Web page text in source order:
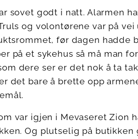
sovet godt i natt. Alarmen
og volontørene var på
før dagen hadde
på et sykehus så må man
dere ser er det nok å ta
det bare å brette opp
var igjen i Mevaseret Zion
Og plutselig på